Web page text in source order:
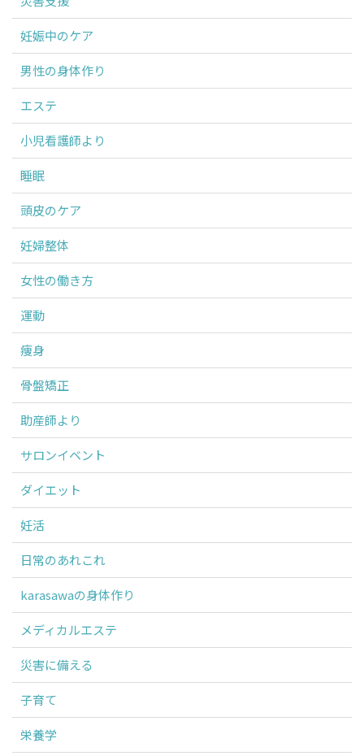
妊娠中のケア
男性の身体作り
エステ
小児看護師より
睡眠
頭皮のケア
妊婦整体
女性の働き方
運動
痩身
骨盤矯正
助産師より
サロンイベント
ダイエット
妊活
日常のあれこれ
karasawaの身体作り
メディカルエステ
災害に備える
子育て
栄養学